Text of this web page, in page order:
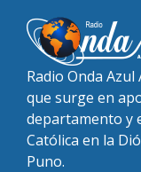
Radio Onda Azul
que surge en
departamento y
Católica en la
Puno.